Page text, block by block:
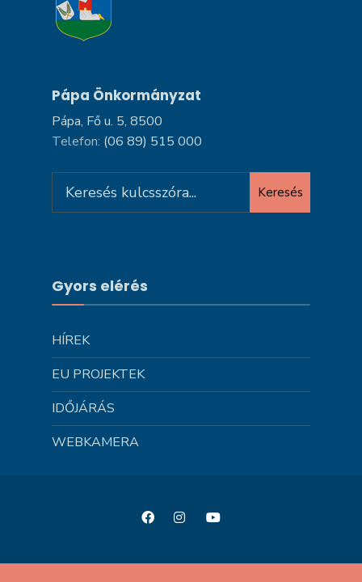
Pápa Önkormányzat
Pápa, Fő u. 5, 8500
Telefon: (06 89) 515 000
for:
Keresés
Gyors elérés
HÍREK
EU PROJEKTEK
IDŐJÁRÁS
WEBKAMERA